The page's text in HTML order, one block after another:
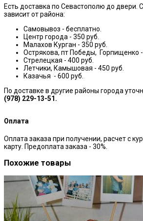
Есть доставка по Севастополю до двери.
зависит от района:
Самовывоз - бесплатно.
Центр города - 350 руб.
Малахов Курган - 350 руб.
Острякова, пт Победы, Горпищенко -
Стрелецкая - 400 руб.
Летчики, Камышовая - 450 руб.
Казачья - 600 руб.
По доставке в другие районы города
(978) 229-13-51.
Оплата
Оплата заказа при получении, расчет с
карту. Предоплата заказа - 30%.
Похожие товары